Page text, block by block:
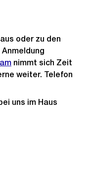
oder zu den
nimmt sich Zeit
weiter. Telefon
uns im Haus